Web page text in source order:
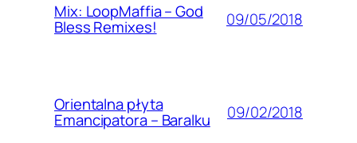
Mix: LoopMaffia – God
Bless Remixes! 09/05/2018
Orientalna płyta
Emancipatora – Baralku 09/02/2018